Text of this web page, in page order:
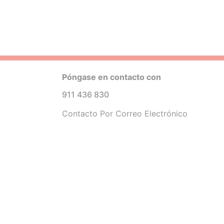
Póngase en contacto con
911 436 830
Contacto Por Correo Electrónico